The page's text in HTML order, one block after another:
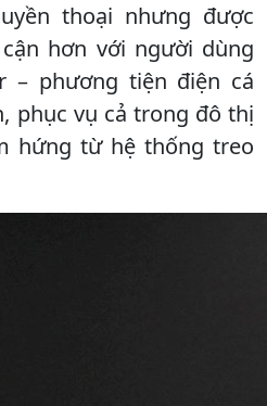
thoại nhưng được
hơn với người dùng
– phương tiện điện cá
phục vụ cả trong đô thị
hứng từ hệ thống treo